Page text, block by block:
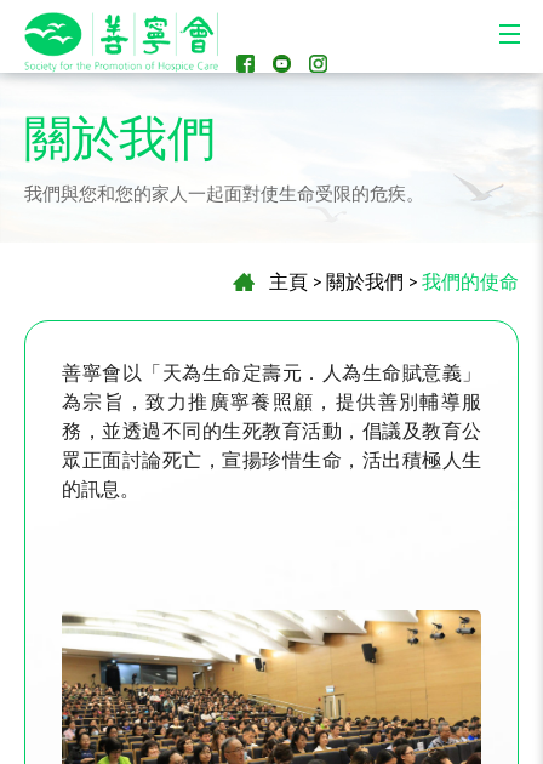
關於我們
我們與您和您的家人一起面對使生命受限的危疾。
主頁 > 關於我們 > 我們的使命
善寧會以「天為生命定壽元．人為生命賦意義」
為宗旨，致力推廣寧養照顧，提供善別輔導服
務，並透過不同的生死教育活動，倡議及教育公
眾正面討論死亡，宣揚珍惜生命，活出積極人生
的訊息。